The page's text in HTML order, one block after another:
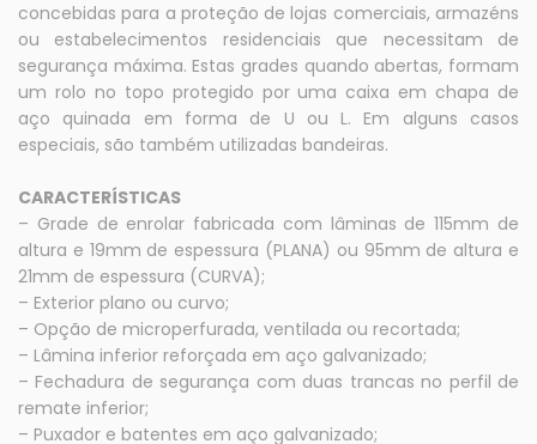
concebidas para a proteção de lojas comerciais, armazéns
ou estabelecimentos residenciais que necessitam de
segurança máxima. Estas grades quando abertas, formam
um rolo no topo protegido por uma caixa em chapa de
aço quinada em forma de U ou L. Em alguns casos
especiais, são também utilizadas bandeiras.
CARACTERÍSTICAS
– Grade de enrolar fabricada com lâminas de 115mm de
altura e 19mm de espessura (PLANA) ou 95mm de altura e
21mm de espessura (CURVA);
– Exterior plano ou curvo;
– Opção de microperfurada, ventilada ou recortada;
– Lâmina inferior reforçada em aço galvanizado;
– Fechadura de segurança com duas trancas no perfil de
remate inferior;
– Puxador e batentes em aço galvanizado;